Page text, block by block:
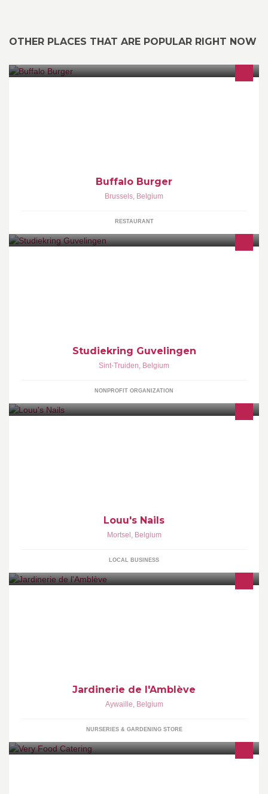
OTHER PLACES THAT ARE POPULAR RIGHT NOW
Buffalo Burger
Brussels, Belgium
RESTAURANT
Studiekring Guvelingen
Sint-Truiden, Belgium
NONPROFIT ORGANIZATION
Louu's Nails
Mortsel , Belgium
LOCAL BUSINESS
Jardinerie de l'Amblève
Aywaille, Belgium
NURSERIES & GARDENING STORE